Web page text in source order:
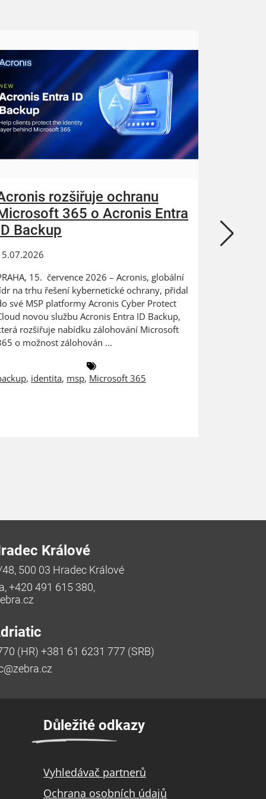
rozšiřuje ochranu
365 o Acronis Entra
Backup
15. července 2026 – Acronis, globální
na trhu řešení kybernetické ochrany, přidal
své MSP platformy Acronis Cyber Protect
novou službu Acronis Entra ID Backup,
rozšiřuje nabídku zálohování Microsoft
o možnost zálohován ...
, identita, msp, Microsoft 365
Králové
500 03 Hradec Králové
+420 491 615 380,
(HR) +381 61 6231 777 (SRB)
Důležité odkazy
Vyhledávač partnerů
Ochrana osobních údajů